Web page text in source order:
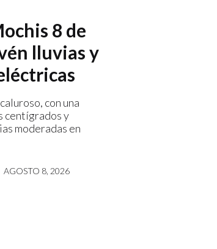
8 de
lluvias y
con una
centígrados y
moderadas en
AGOSTO 8, 2026